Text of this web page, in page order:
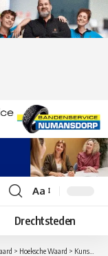
Lettergrootte
aanpassen
Aa
Drechtsteden
> Hoeksche Waard > Kunstrijdsters Josefine en Britt in actie tijdens Selectiewedstrijd KNSB cup kunstrijden in Dordrecht